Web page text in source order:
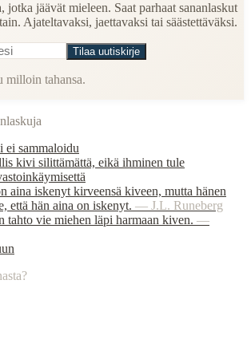
jotka jäävät mieleen. Saat parhaat sananlaskut
Ajateltavaksi, jaettavaksi tai säästettäväksi.
Tilaa uutiskirje
milloin tahansa.
sammaloidu
kivi silittämättä, eikä ihminen tule
aina iskenyt kirveensä kiveen, mutta hänen
että hän aina on iskenyt. — J.L. Runeberg
tahto vie miehen läpi harmaan kiven. —